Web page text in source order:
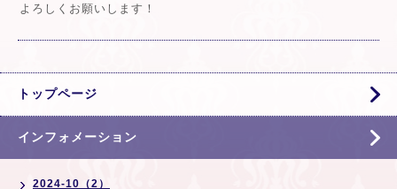
よろしくお願いします！
トップページ
インフォメーション
2024-10（2）